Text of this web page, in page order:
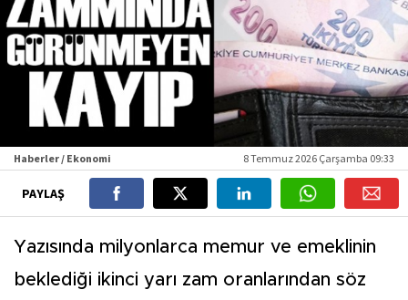
Haberler / Ekonomi 8 Temmuz 2026 Çarşamba 09:33
PAYLAŞ
Yazısında milyonlarca memur ve emeklinin
beklediği ikinci yarı zam oranlarından söz